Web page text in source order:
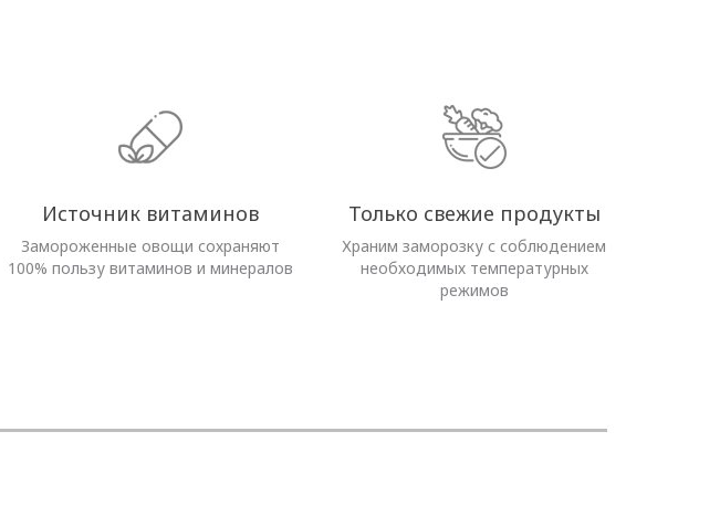
Источник витаминов
Замороженные овощи сохраняют
100% пользу витаминов и минералов
Только свежие продукты
Храним заморозку с соблюдением
необходимых температурных
режимов